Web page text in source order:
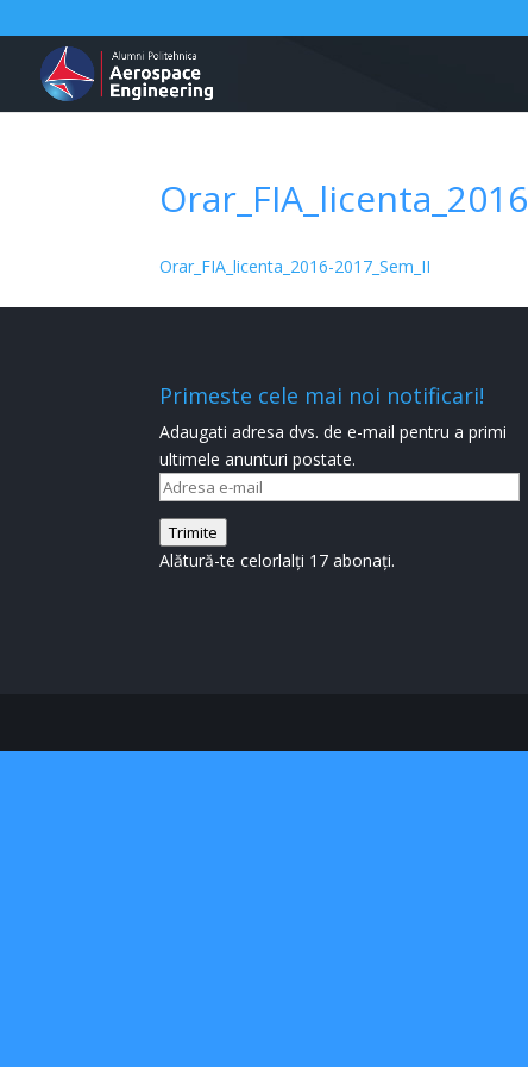
Orar_FIA_licenta_2016-2017_Sem_II
Primeste cele mai noi notificari!
Adaugati adresa dvs. de e-mail pentru a primi
ultimele anunturi postate.
Adresa
mail
Trimite
Alătură-te celorlalți 17 abonați.